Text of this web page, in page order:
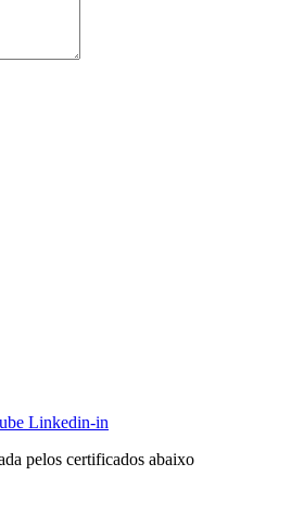
Linkedin-in
pelos certificados abaixo